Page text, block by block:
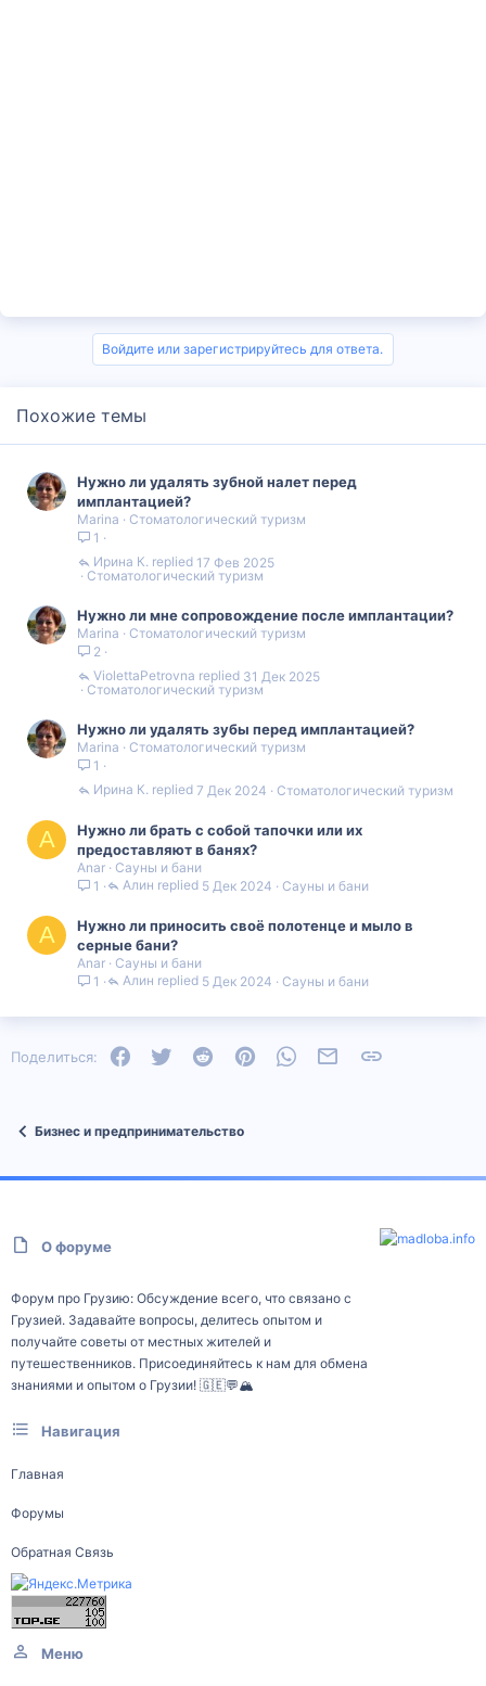
Войдите или зарегистрируйтесь для ответа.
Похожие темы
Нужно ли удалять зубной налет перед
имплантацией?
Marina
Стоматологический туризм
1
Стоматологический туризм
17 Фев 2025
Ирина К.
Нужно ли мне сопровождение после имплантации?
Marina
Стоматологический туризм
2
Стоматологический туризм
31 Дек 2025
ViolettaPetrovna
Нужно ли удалять зубы перед имплантацией?
Marina
Стоматологический туризм
1
Стоматологический туризм
7 Дек 2024
Ирина К.
A
Нужно ли брать с собой тапочки или их
предоставляют в банях?
Anar Сауны и бани
1
Сауны и бани
5 Дек 2024
Алин
A
Нужно ли приносить своё полотенце и мыло в
серные бани?
Anar Сауны и бани
1
Сауны и бани
5 Дек 2024
Алин
Поделиться: FacebookTwitter Reddit PinterestWhatsAppЭлектронная почта
Бизнес и предпринимательство
О форуме
Форум про Грузию: Обсуждение всего, что связано с
Грузией. Задавайте вопросы, делитесь опытом и
получайте советы от местных жителей и
путешественников. Присоединяйтесь к нам для обмена
знаниями и опытом о Грузии! 🇬🇪💬🏔️
Навигация
Главная
Форумы
Обратная Связь
Меню